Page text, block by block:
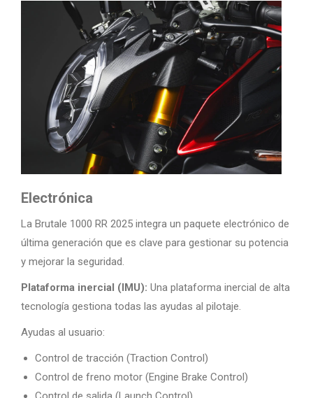
Electrónica
La Brutale 1000 RR 2025 integra un paquete electrónico de
última generación que es clave para gestionar su potencia
y mejorar la seguridad.
Plataforma inercial (IMU): Una plataforma inercial de alta
tecnología gestiona todas las ayudas al pilotaje.
Ayudas al usuario:
Control de tracción (Traction Control)
Control de freno motor (Engine Brake Control)